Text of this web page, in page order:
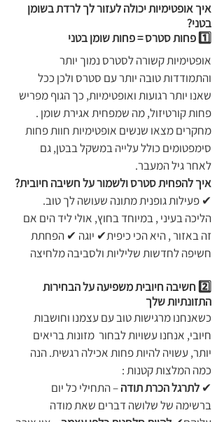
איך אופטימיות יכולה לעזור לך לרדת בשומן
בטני?
1️⃣ פחות סטרס = פחות שומן בטני
אופטימיות קשורה לסטרס נמוך יותר
והתמודדות טובה יותר עם סטרס ולכן ככל
שאנו יותר רגועות ואופטימיות, כך הגוף מפריש
פחות קורטיזול, מה שמפחית אגירת שומן .
מחקרים מצאו שנשים אופטימיות חוות פחות
סימפטומים כולל עלייה במשקל בבטן, גם
לאחר גיל המעבר.
איך להפחית סטרס ולשמור על חשיבה חיובית?
✔ פעילות גופנית מתונה שעושה לך טוב.
הליכה בעיני , במיוחד בחוץ, אולי ליד הים אם
זה באזור , היא הכי כיפית✔ יוגה ✔ הפחתת
חשיפה לחדשות שליליות ולסביבה מלחיצה
2️⃣ חשיבה חיובית משפיעה על הבחירות
התזונתיות שלך
כשאנחנו מרגישות טוב עם עצמנו וחושבות
חיובי, אנחנו עשויות לבחור  מזונות בריאים
יותר, עשויה להיות פחות אכילה רגשית. הנה
כמה המלצות קטנות :
✔ לתרגל הכרת תודה – התחילי כל יום
ברשימה של שלושה דברים שאת מודה